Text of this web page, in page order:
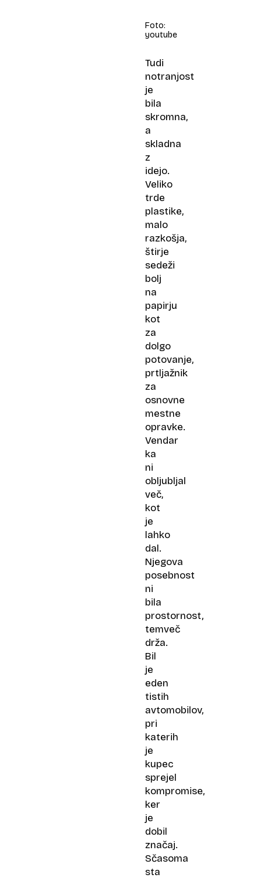
Foto:
youtube
Tudi
notranjost
je
bila
skromna,
a
skladna
z
idejo.
Veliko
trde
plastike,
malo
razkošja,
štirje
sedeži
bolj
na
papirju
kot
za
dolgo
potovanje,
prtljažnik
za
osnovne
mestne
opravke.
Vendar
ka
ni
obljubljal
več,
kot
je
lahko
dal.
Njegova
posebnost
ni
bila
prostornost,
temveč
drža.
Bil
je
eden
tistih
avtomobilov,
pri
katerih
je
kupec
sprejel
kompromise,
ker
je
dobil
značaj.
Sčasoma
sta